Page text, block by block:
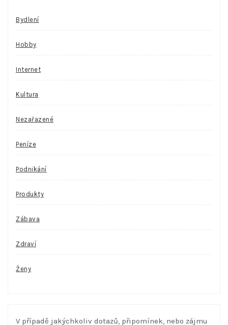
Bydlení
Hobby
Internet
Kultura
Nezařazené
Peníze
Podnikání
Produkty
Zábava
Zdraví
Ženy
V případě jakýchkoliv dotazů, připomínek, nebo zájmu